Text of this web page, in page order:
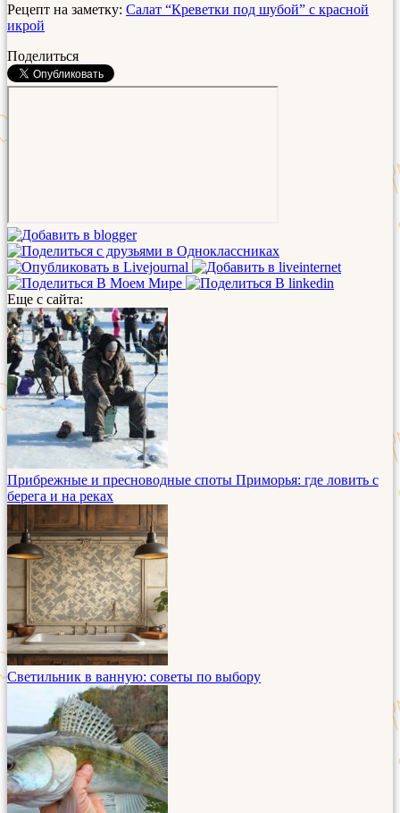
Рецепт на заметку: Салат “Креветки под шубой” с красной
икрой
Поделиться
Еще с сайта:
Прибрежные и пресноводные споты Приморья: где ловить с
берега и на реках
Светильник в ванную: советы по выбору